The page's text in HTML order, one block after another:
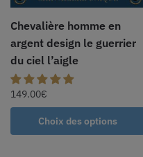
Chevalière homme en
argent design le guerrier
du ciel l’aigle
149.00€
Choix des options